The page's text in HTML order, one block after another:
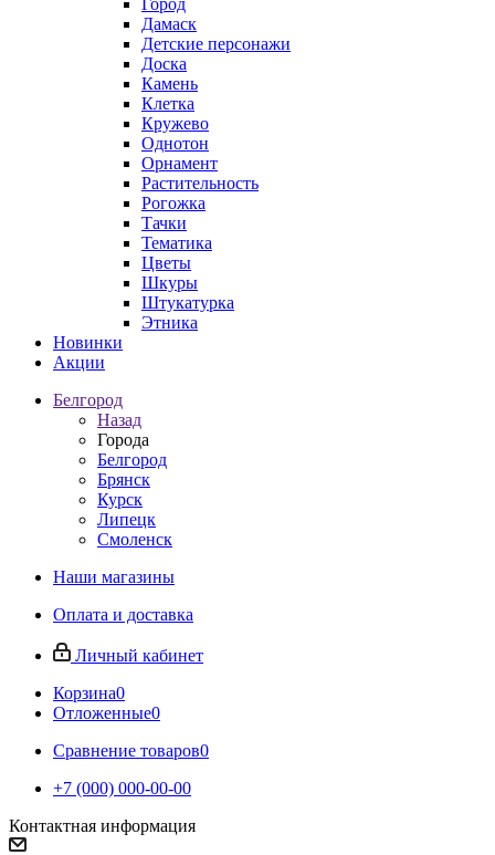
Город
Дамаск
Детские персонажи
Доска
Камень
Клетка
Кружево
Однотон
Орнамент
Растительность
Рогожка
Тачки
Тематика
Цветы
Шкуры
Штукатурка
Этника
Новинки
Акции
Белгород
Назад
Города
Белгород
Брянск
Курск
Липецк
Смоленск
Наши магазины
Оплата и доставка
Личный кабинет
Корзина0
Отложенные0
Сравнение товаров0
+7 (000) 000-00-00
Контактная информация